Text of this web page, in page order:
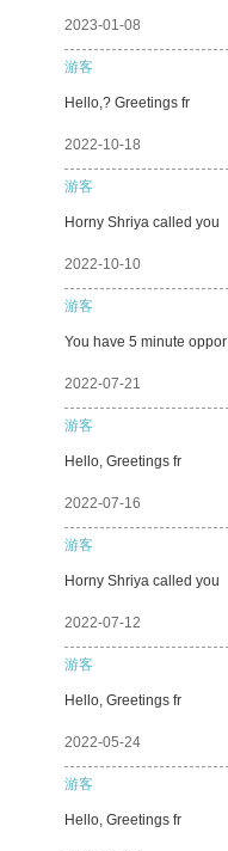
2023-01-08
游客
Hello,? Greetings fr
2022-10-18
游客
Horny Shriya called you
2022-10-10
游客
You have 5 minute oppor
2022-07-21
游客
Hello, Greetings fr
2022-07-16
游客
Horny Shriya called you
2022-07-12
游客
Hello, Greetings fr
2022-05-24
游客
Hello, Greetings fr